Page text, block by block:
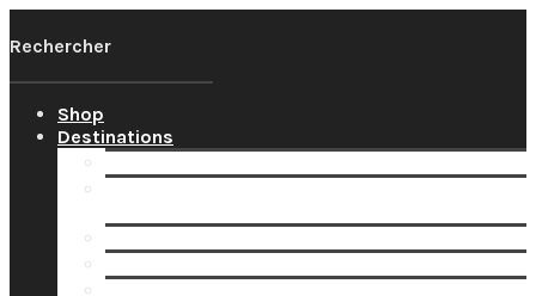
Shop
Destinations